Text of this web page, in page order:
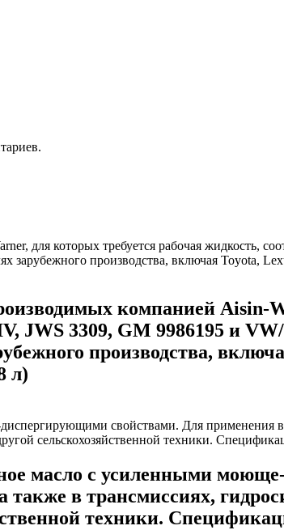
компанией Aisin-
JWS 3309, GM 9986195 и
производства,
л)
масло с усиленными
в трансмиссиях,
техники.